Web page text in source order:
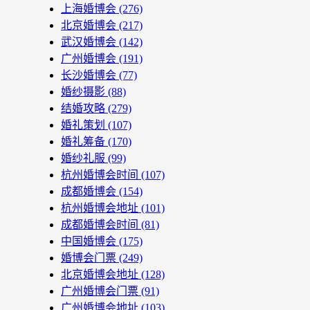
上海婚博会 (276)
北京婚博会 (217)
武汉婚博会 (142)
广州婚博会 (191)
长沙婚博会 (77)
婚纱摄影 (88)
结婚攻略 (279)
婚礼策划 (107)
婚礼筹备 (170)
婚纱礼服 (99)
杭州婚博会时间 (107)
成都婚博会 (154)
杭州婚博会地址 (101)
成都婚博会时间 (81)
中国婚博会 (175)
婚博会门票 (249)
北京婚博会地址 (128)
广州婚博会门票 (91)
广州婚博会地址 (103)